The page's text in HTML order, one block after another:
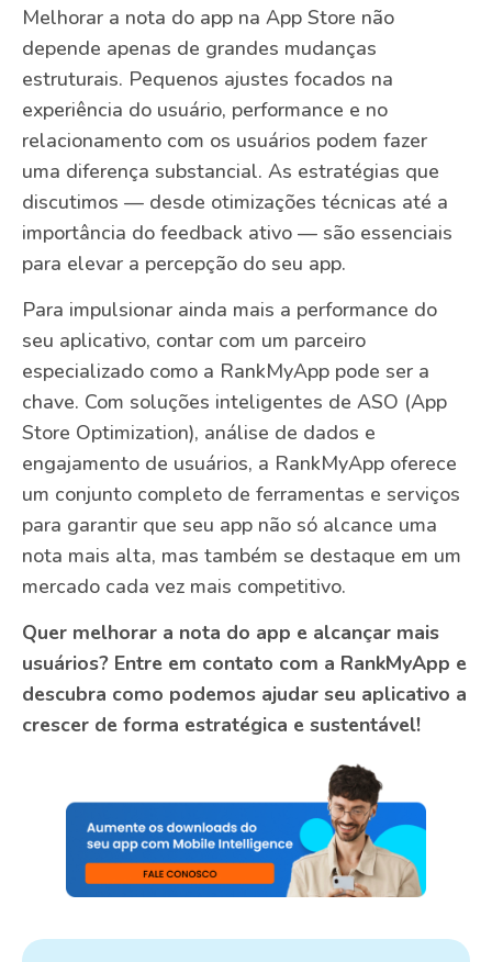
Melhorar a nota do app na App Store não
depende apenas de grandes mudanças
estruturais. Pequenos ajustes focados na
experiência do usuário, performance e no
relacionamento com os usuários podem fazer
uma diferença substancial. As estratégias que
discutimos — desde otimizações técnicas até a
importância do feedback ativo — são essenciais
para elevar a percepção do seu app.
Para impulsionar ainda mais a performance do
seu aplicativo, contar com um parceiro
especializado como a RankMyApp pode ser a
chave. Com soluções inteligentes de ASO (App
Store Optimization), análise de dados e
engajamento de usuários, a RankMyApp oferece
um conjunto completo de ferramentas e serviços
para garantir que seu app não só alcance uma
nota mais alta, mas também se destaque em um
mercado cada vez mais competitivo.
Quer melhorar a nota do app e alcançar mais
usuários? Entre em contato com a RankMyApp e
descubra como podemos ajudar seu aplicativo a
crescer de forma estratégica e sustentável!